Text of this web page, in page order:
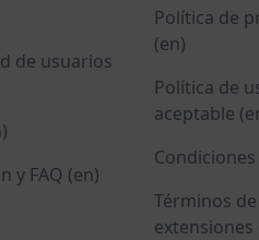
de usuarios
y FAQ (en)
Política de
(en)
Política de
aceptable
Términos
extensiones